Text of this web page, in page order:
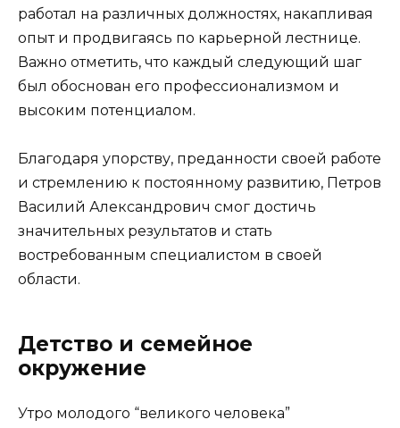
работал на различных должностях, накапливая
опыт и продвигаясь по карьерной лестнице.
Важно отметить, что каждый следующий шаг
был обоснован его профессионализмом и
высоким потенциалом.
Благодаря упорству, преданности своей работе
и стремлению к постоянному развитию, Петров
Василий Александрович смог достичь
значительных результатов и стать
востребованным специалистом в своей
области.
Детство и семейное
окружение
Утро молодого “великого человека”